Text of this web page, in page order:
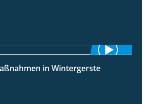
in Wintergerste